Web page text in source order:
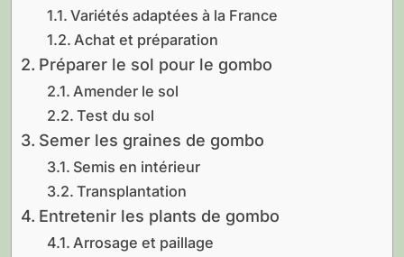
Variétés adaptées à la France
Achat et préparation
Préparer le sol pour le gombo
Amender le sol
Test du sol
Semer les graines de gombo
Semis en intérieur
Transplantation
Entretenir les plants de gombo
Arrosage et paillage